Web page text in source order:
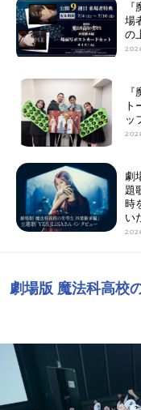
場
の
ト
ッ
劇
題
時
い
劇場版 魔法科高校